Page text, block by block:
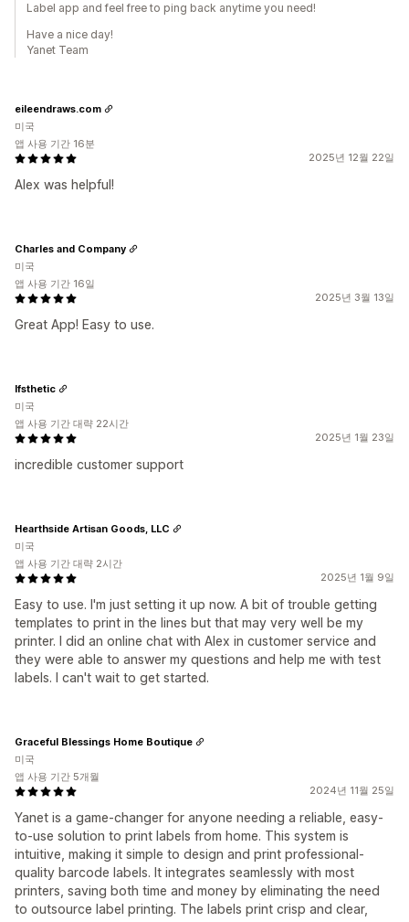
Label app and feel free to ping back anytime you need!
Have a nice day!
Yanet Team
2025년 12월 22일
Alex was helpful!
eileendraws.com
미국
앱 사용 기간 16분
2025년 3월 13일
Great App! Easy to use.
Charles and Company
미국
앱 사용 기간 16일
2025년 1월 23일
incredible customer support
Ifsthetic
미국
앱 사용 기간 대략 22시간
2025년 1월 9일
Easy to use. I'm just setting it up now. A bit of trouble getting
templates to print in the lines but that may very well be my
printer. I did an online chat with Alex in customer service and
they were able to answer my questions and help me with test
labels. I can't wait to get started.
Hearthside Artisan Goods, LLC
미국
앱 사용 기간 대략 2시간
2024년 11월 25일
Yanet is a game-changer for anyone needing a reliable, easy-
to-use solution to print labels from home. This system is
intuitive, making it simple to design and print professional-
quality barcode labels. It integrates seamlessly with most
printers, saving both time and money by eliminating the need
to outsource label printing. The labels print crisp and clear,
Graceful Blessings Home Boutique
미국
앱 사용 기간 5개월